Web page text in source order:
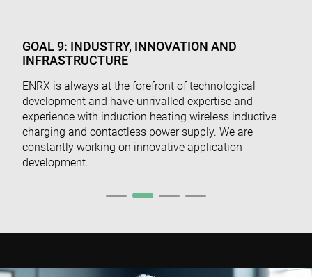
GOAL 9: INDUSTRY, INNOVATION AND
INFRASTRUCTURE
ENRX is always at the forefront of technological
development and have unrivalled expertise and
experience with induction heating wireless inductive
charging and contactless power supply. We are
constantly working on innovative application
development.